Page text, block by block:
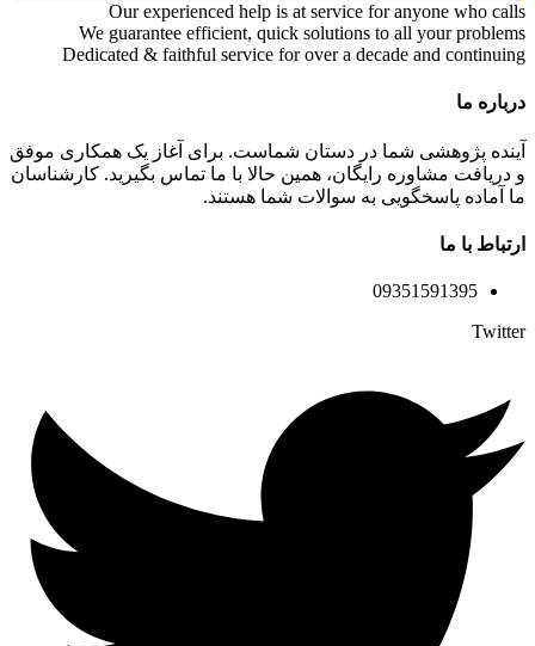
Our experienced help is at service for anyone who calls
We guarantee efficient, quick solutions to all your problems
Dedicated & faithful service for over a decade and continuing
درباره ما
آینده پژوهشی شما در دستان شماست. برای آغاز یک همکاری موفق
و دریافت مشاوره رایگان، همین حالا با ما تماس بگیرید. کارشناسان
ما آماده پاسخگویی به سوالات شما هستند.
ارتباط با ما
09351591395
Twitter